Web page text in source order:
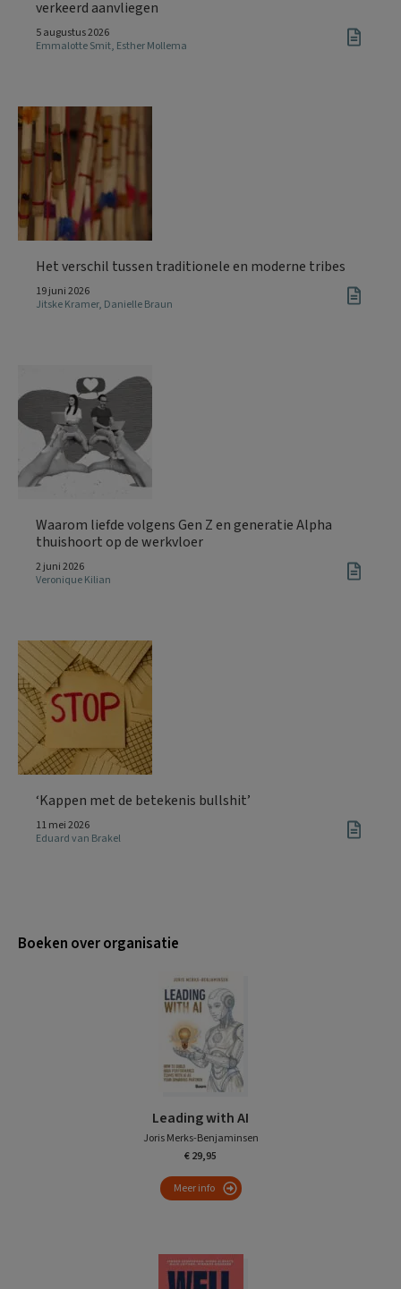
verkeerd aanvliegen
5 augustus 2026
Emmalotte Smit, Esther Mollema
Het verschil tussen traditionele en moderne tribes
19 juni 2026
Jitske Kramer, Danielle Braun
Waarom liefde volgens Gen Z en generatie Alpha
thuishoort op de werkvloer
2 juni 2026
Veronique Kilian
‘Kappen met de betekenis bullshit’
11 mei 2026
Eduard van Brakel
Boeken over organisatie
Leading with AI
Joris Merks-Benjaminsen
€ 29,95
Meer info